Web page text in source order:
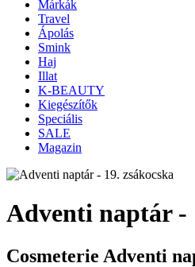
Márkák
Travel
Ápolás
Smink
Haj
Illat
K-BEAUTY
Kiegészítők
Speciális
SALE
Magazin
Adventi naptár -
Cosmeterie Adventi